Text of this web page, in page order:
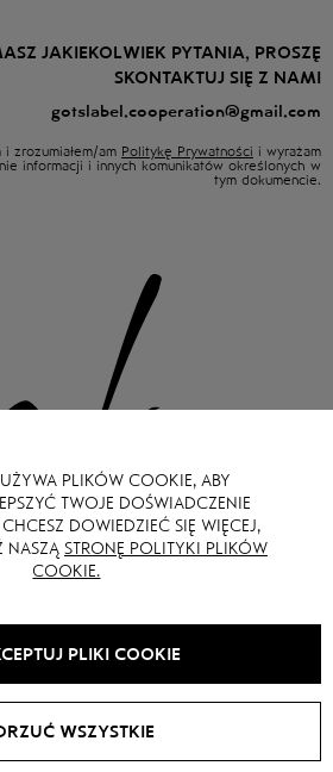
PLIKÓW COOKIE, ABY
TWOJE DOŚWIADCZENIE
DOWIEDZIEĆ SIĘ WIĘCEJ,
NASZĄ STRONĘ POLITYKI PLIKÓW
COOKIE.
PLIKI COOKIE
WSZYSTKIE
JAKIEKOLWIEK PYTANIA, PROSZĘ
SKONTAKTUJ SIĘ Z NAMI
gotslabel.cooperation@gmail.com
i zrozumiałem/am Politykę Prywatności i wyrażam
informacji i innych komunikatów określonych w
tym dokumencie.
2024 GOT`S LABEL